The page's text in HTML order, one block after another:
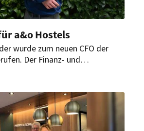
a&o Hostels
wurde zum neuen CFO der
Der Finanz- und
Fokus auf KI, Cloud-Lösungen
des europäischen Portfolios.